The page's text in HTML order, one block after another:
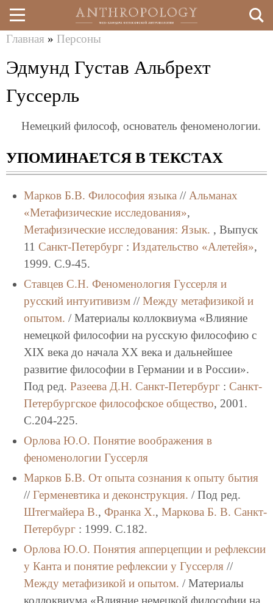
Перейти
к
здесь
Главная » Персоны
Эдмунд Густав Альбрехт
Гуссерль
Немецкий философ, основатель феноменологии.
УПОМИНАЕТСЯ В ТЕКСТАХ
Марков Б.В. Философия языка// Альманах
«Метафизические исследования»,
Метафизические исследования: Язык. , Выпуск
11 Санкт-Петербург: Издательство «Алетейя»,
1999. C.9-45.
Ставцев С.Н. Феноменология Гуссерля и
русский интуитивизм// Между метафизикой и
опытом. / Материалы коллоквиума «Влияние
немецкой философии на русскую философию с
XIX века до начала XX века и дальнейшее
развитие философии в Германии и в России».
Под ред. Разеева Д.Н. Санкт-Петербург: Санкт-
Петербургское философское общество, 2001.
C.204-225.
Орлова Ю.О. Понятие воображения в
феноменологии Гуссерля
Марков Б.В. От опыта сознания к опыту бытия
// Герменевтика и деконструкция. / Под ред.
Штегмайера В., Франка Х., Маркова Б. В. Санкт-
Петербург: 1999. C.182.
Орлова Ю.О. Понятия апперцепции и рефлексии
у Канта и понятие рефлексии у Гуссерля//
Между метафизикой и опытом. / Материалы
коллоквиума «Влияние немецкой философии на